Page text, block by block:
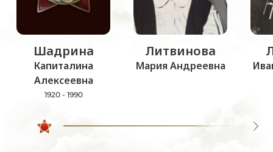
Шадрина
Капиталина
Алексеевна
1920 - 1990
Литвинова
Мария Андреевна